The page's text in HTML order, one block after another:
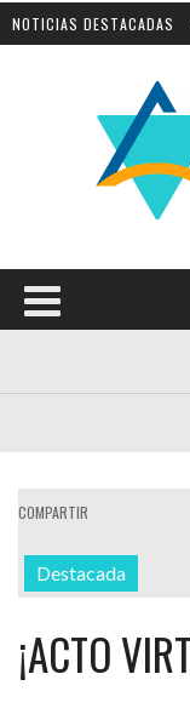
NOTICIAS DESTACADAS
El
COMPARTIR
Destacada
¡ACTO